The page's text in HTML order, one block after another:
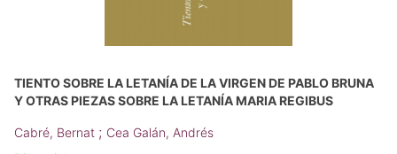
TIENTO SOBRE LA LETANÍA DE LA VIRGEN DE PABLO BRUNA
Y OTRAS PIEZAS SOBRE LA LETANÍA MARIA REGIBUS
Cabré, Bernat ; Cea Galán, Andrés